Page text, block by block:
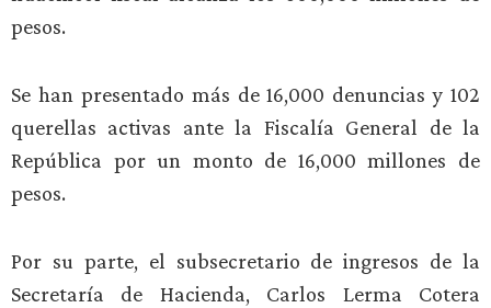
pesos.
Se han presentado más de 16,000 denuncias y 102
querellas activas ante la Fiscalía General de la
República por un monto de 16,000 millones de
pesos.
Por su parte, el subsecretario de ingresos de la
Secretaría de Hacienda, Carlos Lerma Cotera